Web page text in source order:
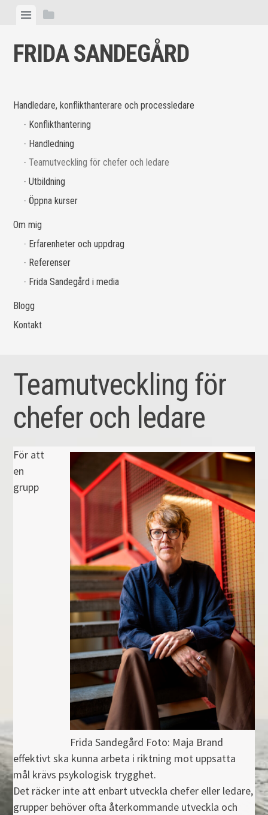
content
ViewView
FRIDA SANDEGÅRD
Handledare, konflikthanterare och processledare
Konflikthantering
Handledning
Teamutveckling för chefer och ledare
Utbildning
Öppna kurser
Om mig
Erfarenheter och uppdrag
Referenser
Frida Sandegård i media
Blogg
Kontakt
Teamutveckling för
chefer och ledare
Frida Sandegård Foto: Maja Brand
För att
en
grupp
effektivt ska kunna arbeta i riktning mot uppsatta
mål krävs psykologisk trygghet.
Det räcker inte att enbart utveckla chefer eller ledare,
grupper behöver ofta återkommande utveckla och